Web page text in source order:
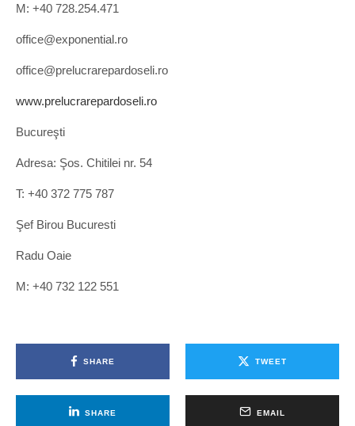
M: +40 728.254.471
office@exponential.ro
office@prelucrarepardoseli.ro
www.prelucrarepardoseli.ro
Bucureşti
Adresa: Şos. Chitilei nr. 54
T: +40 372 775 787
Şef Birou Bucuresti
Radu Oaie
M: +40 732 122 551
SHARE TWEET
SHARE EMAIL